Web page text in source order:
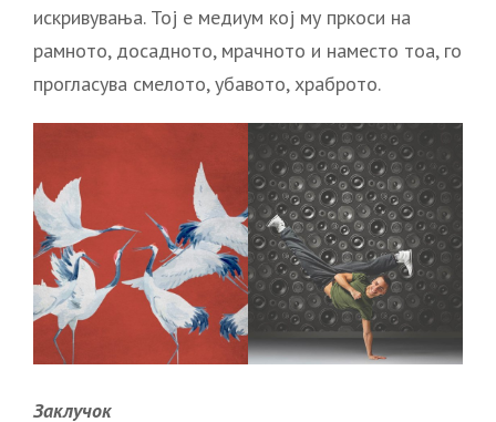
искривувања. Тој е медиум кој му пркоси на
рамното, досадното, мрачното и наместо тоа, го
прогласува смелото, убавото, храброто.
Заклучок